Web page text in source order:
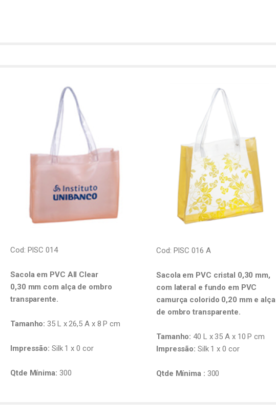
Cod: PISC 014
Sacola em PVC All Clear
0,30 mm com alça de ombro
transparente.
Tamanho: 35 L x 26,5 A x 8 P cm
Impressão: Silk 1 x 0 cor
Qtde Mínima: 300
Cod: PISC 016 A
Sacola em PVC cristal 0,30 mm,
com lateral e fundo em PVC
camurça colorido 0,20 mm e alça
de ombro transparente.
Tamanho: 40 L x 35 A x 10 P cm
Impressão: Silk 1 x 0 cor
Qtde Mínima : 300